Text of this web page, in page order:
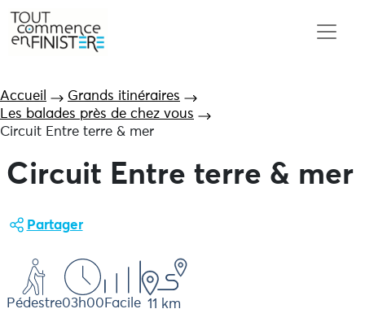
Accueil
Grands itinéraires
Les balades près de chez vous
Circuit Entre terre & mer
Circuit Entre terre & mer
Partager
Pédestre03h00 Facile 11 km